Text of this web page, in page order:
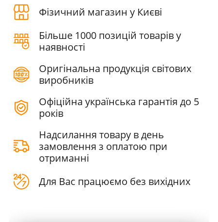
Фізичний магазин у Києві
Більше 1000 позицій товарів у
наявності
Оригінальна продукція світових
виробників
Офіційна українська гарантія до 5
років
Надсилання товару в день
замовлення з оплатою при
отриманні
Для Вас працюємо без вихідних